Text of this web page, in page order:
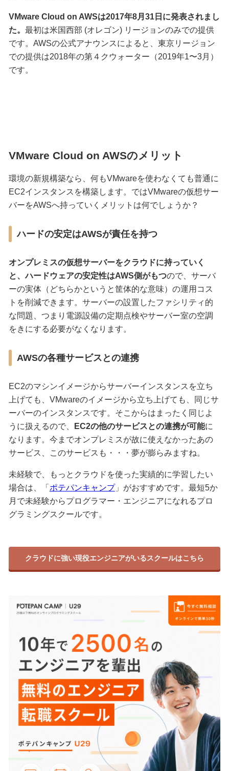
VMware Cloud on AWSは2017年8月31日に発表されまし
た。 最初は米国西部 (オレゴン) リージョンのみでの提供
です。AWSの公式アナウンスによると、東京リージョン
での提供は2018年の第４クウォーター（2019年1〜3月）
です。
VMware Cloud on AWSのメリット
環境の新規構築なら、何もVMwareを使わなくても普通に
EC2インスタンスを構築します。ではVMwareの仮想サー
バーをAWSへ持っていくメリットは何でしょうか？
ハードの安定はAWSが責任を持つ
オンプレミスの仮想サーバーをクラウドに持っていく
と、ハードウェアの安定性はAWS側がもつので、サーバ
ーの実体（どちらかというと筐体的な意味）の運用コス
トを削減できます。サーバーの設置したファシリティ的
な問題、つまり電源設備の定期点検やサーバー室の空調
をきにする必要がなくなります。
AWSの各種サービスとの連携
EC2のマシンイメージからサーバーインスタンスを立ち
上げても、VMwareのイメージから立ち上げても、同じサ
ーバーのインスタンスです。そこからはまったく同じよ
うに扱えるので、
EC2の他のサービスとの連携が可能に
なります。今までオンプレミスが故に使えなかったあの
サービス、このサービスも・・・夢が膨らみますね。
未経験で、もっとクラウドを使った実績的に学習したい
場合は、「 ポテパンキャンプ」がおすすめです。最短5か
月で未経験からプログラマー・エンジニアになれるプロ
グラミングスクールです。
クラウドに強い現役エンジニアがいるスクールはこちら